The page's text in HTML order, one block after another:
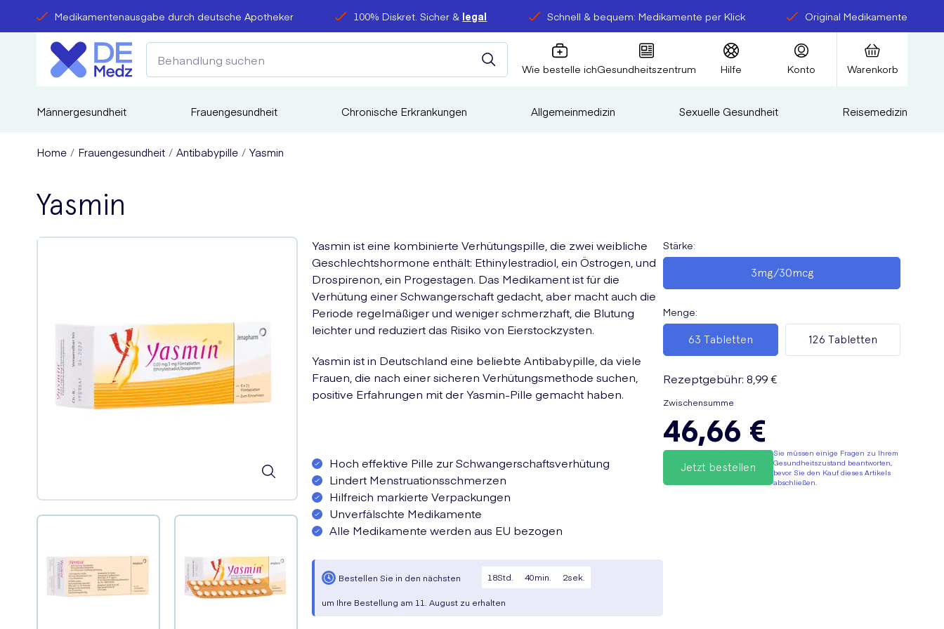
Medikamentenausgabe durch deutsche Apotheker 100% Diskret. Sicher & legal Schnell & bequem: Medikamente per Klick Original Medikamente
Wie bestelle ichGesundheitszentrum Hilfe Konto Warenkorb
Männergesundheit Frauengesundheit Chronische Erkrankungen Allgemeinmedizin Sexuelle Gesundheit Reisemedizin
Home Frauengesundheit Antibabypille Yasmin
Yasmin
Yasmin ist eine kombinierte Verhütungspille, die zwei weibliche
Geschlechtshormone enthält: Ethinylestradiol, ein Östrogen, und
Drospirenon, ein Progestagen. Das Medikament ist für die
Verhütung einer Schwangerschaft gedacht, aber macht auch die
Periode regelmäßiger und weniger schmerzhaft, die Blutung
leichter und reduziert das Risiko von Eierstockzysten.
Yasmin ist in Deutschland eine beliebte Antibabypille, da viele
Frauen, die nach einer sicheren Verhütungsmethode suchen,
positive Erfahrungen mit der Yasmin-Pille gemacht haben.
Hoch effektive Pille zur Schwangerschaftsverhütung
Lindert Menstruationsschmerzen
Hilfreich markierte Verpackungen
Unverfälschte Medikamente
Alle Medikamente werden aus EU bezogen
Bestellen Sie in den nächsten 18Std. 40min. 1sek.
um Ihre Bestellung am 11. August zu erhalten
Stärke:
3mg/30mcg
Menge:
63 Tabletten 126 Tabletten
Rezeptgebühr: 8,99 €
Zwischensumme
46,66 €
Jetzt bestellen
Sie müssen einige Fragen zu Ihrem
Gesundheitszustand beantworten,
bevor Sie den Kauf dieses Artikels
abschließen.